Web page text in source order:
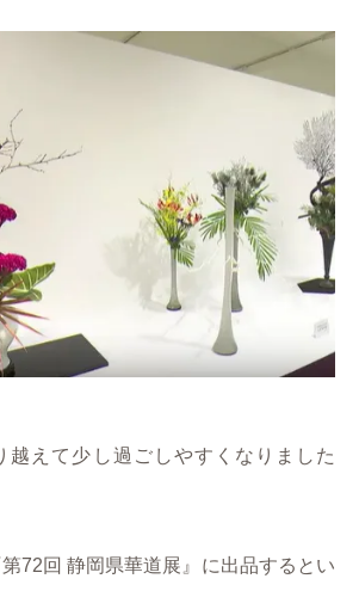
越えて少し過ごしやすくなりました
72回 静岡県華道展』に出品するとい